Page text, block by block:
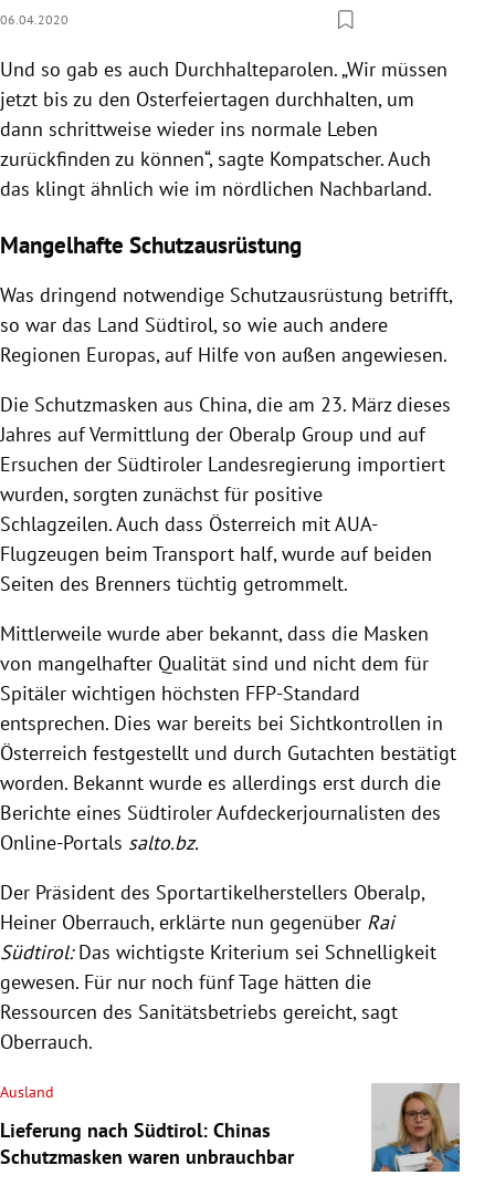
06.04.2020
Und so gab es auch Durchhalteparolen. „Wir müssen
jetzt bis zu den Osterfeiertagen durchhalten, um
dann schrittweise wieder ins normale Leben
zurückfinden zu können“, sagte Kompatscher. Auch
das klingt ähnlich wie im nördlichen Nachbarland.
Mangelhafte Schutzausrüstung
Was dringend notwendige Schutzausrüstung betrifft,
so war das Land Südtirol, so wie auch andere
Regionen Europas, auf Hilfe von außen angewiesen.
Die Schutzmasken aus China, die am 23. März dieses
Jahres auf Vermittlung der Oberalp Group und auf
Ersuchen der Südtiroler Landesregierung importiert
wurden, sorgten zunächst für positive
Schlagzeilen. Auch dass Österreich mit AUA-
Flugzeugen beim Transport half, wurde auf beiden
Seiten des Brenners tüchtig getrommelt.
Mittlerweile wurde aber bekannt, dass die Masken
von mangelhafter Qualität sind und nicht dem für
Spitäler wichtigen höchsten FFP-Standard
entsprechen. Dies war bereits bei Sichtkontrollen in
Österreich festgestellt und durch Gutachten bestätigt
worden. Bekannt wurde es allerdings erst durch die
Berichte eines Südtiroler Aufdeckerjournalisten des
Online-Portals salto.bz.
Der Präsident des Sportartikelherstellers Oberalp,
Heiner Oberrauch, erklärte nun gegenüber Rai
Südtirol:Das wichtigste Kriterium sei Schnelligkeit
gewesen. Für nur noch fünf Tage hätten die
Ressourcen des Sanitätsbetriebs gereicht, sagt
Oberrauch.
Ausland
Lieferung nach Südtirol: Chinas
Schutzmasken waren unbrauchbar